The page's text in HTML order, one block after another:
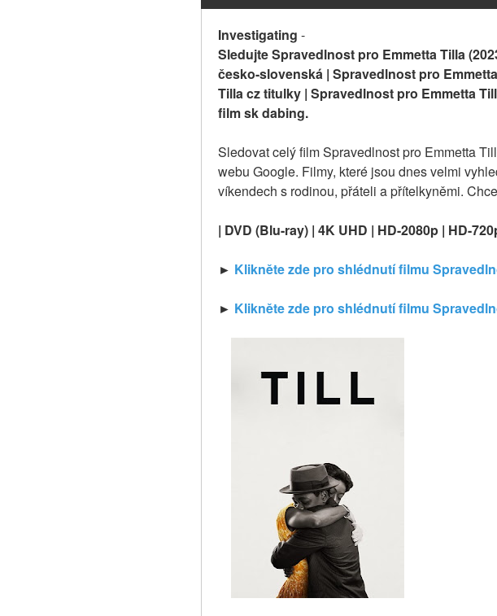
Investigating -
Sledujte Spravedlnost pro Emmetta Tilla
česko-slovenská | Spravedlnost pro
Tilla cz titulky | Spravedlnost pro Emmetta
film sk dabing.
Sledovat celý film Spravedlnost pro Emmetta
webu Google. Filmy, které jsou dnes velmi
víkendech s rodinou, přáteli a přítelkyněmi.
| DVD (Blu-ray) | 4K UHD | HD-2080p | HD-
► Klikněte zde pro shlédnutí filmu
► Klikněte zde pro shlédnutí filmu